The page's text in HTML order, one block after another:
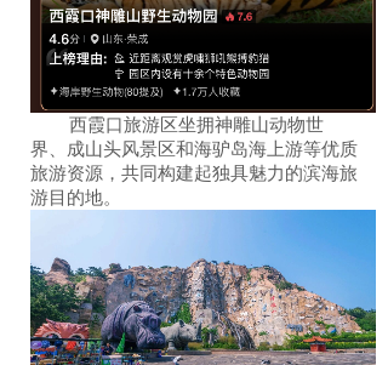
西霞口旅游区坐拥神雕山动物世
界、成山头风景区和海驴岛海上游等优质
旅游资源，共同构建起独具魅力的滨海旅
游目的地。